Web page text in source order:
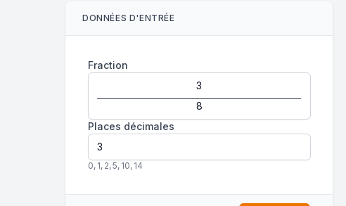
DONNÉES D'ENTRÉE
Fraction
Places décimales
0, 1, 2,5, 10, 14